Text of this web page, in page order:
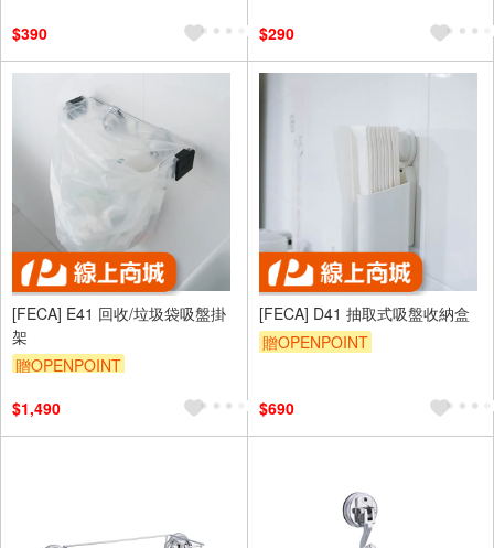
$390 $290
[FECA] E41 回收/垃圾袋吸盤掛
架
贈OPENPOINT
$1,490
[FECA] D41 抽取式吸盤收納盒
贈OPENPOINT
$690